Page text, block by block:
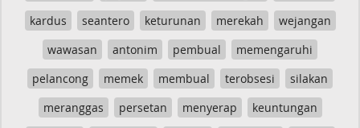
kardus
seantero keturunan merekah
wejangan
wawasan
antonim pembual
memengaruhi
pelancong
memek membual terobsesi
silakan
meranggas
persetan menyerap
keuntungan